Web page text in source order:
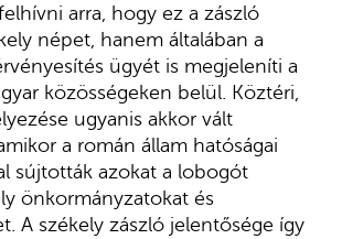
arra, hogy ez a zászló
népet, hanem általában a
ügyét is megjeleníti a
közösségeken belül. Köztéri,
ugyanis akkor vált
a román állam hatóságai
sújtották azokat a lobogót
önkormányzatokat és
A székely zászló jelentősége így